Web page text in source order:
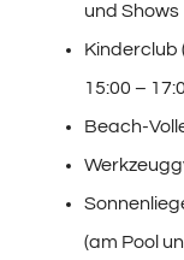
und Shows
Kinderclub
15:00 –
Beach-
(am Pool